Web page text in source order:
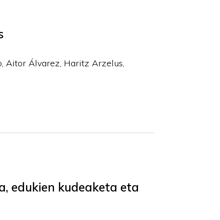
Aitor Álvarez, Haritz Arzelus,
edukien kudeaketa eta